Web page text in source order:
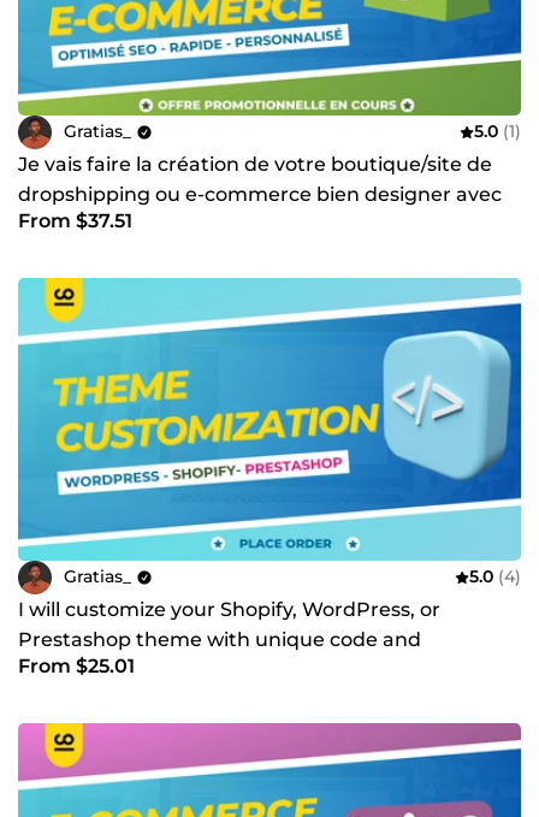
Gratias_ 5.0 (1)
Je vais faire la création de votre boutique/site de
dropshipping ou e-commerce bien designer avec
Shopify
From $37.51
Gratias_ 5.0 (4)
I will customize your Shopify, WordPress, or
Prestashop theme with unique code and
functionalities
From $25.01